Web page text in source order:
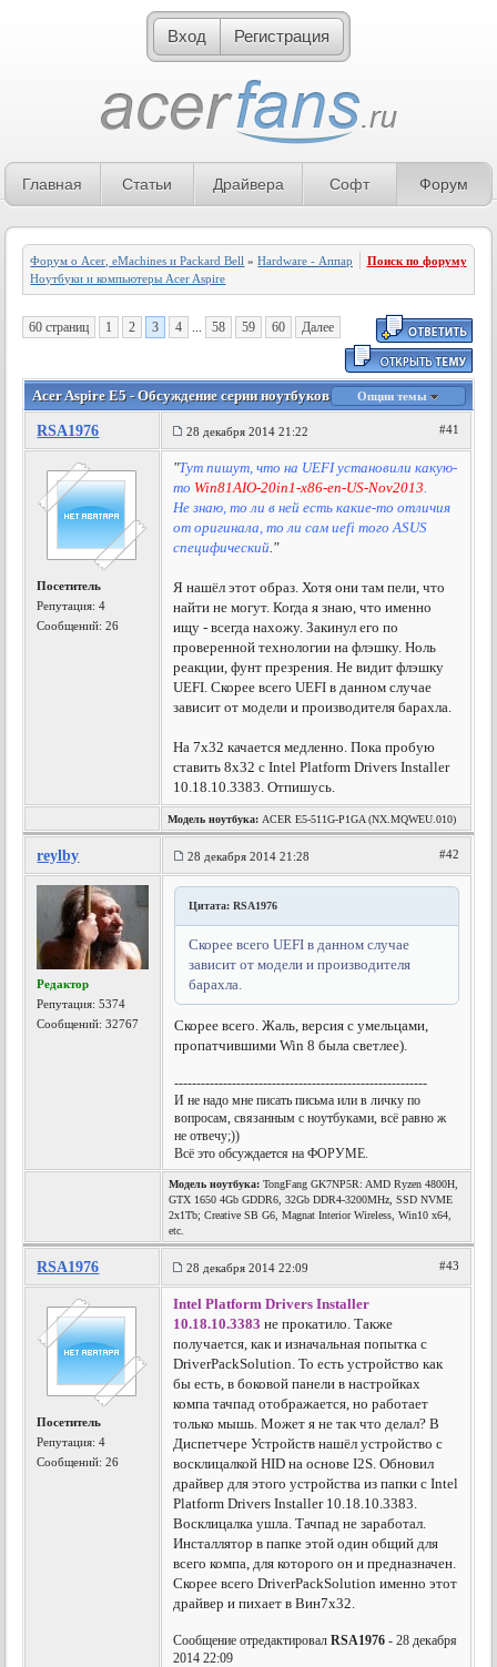
Вход Регистрация
Главная Статьи Драйвера Софт Форум
Форум о Acer, eMachines и Packard Bell »Hardware - Аппаратное обеспечение»
Ноутбуки и компьютеры Acer Aspire
Поиск по форуму
60 страниц 1 2 3 4 ... 58 59 60 Далее
Acer Aspire E5 - Обсуждение серии ноутбуков - 3 страница
Опции темы
RSA1976 28 декабря 2014 21:22 #41
Посетитель
Репутация:4
Сообщений: 26
"Тут пишут, что на UEFI установили какую-
то Win81AIO-20in1-x86-en-US-Nov2013.
Не знаю, то ли в ней есть какие-то отличия
от оригинала, то ли сам uefi того ASUS
специфический."
Я нашёл этот образ. Хотя они там пели, что
найти не могут. Когда я знаю, что именно
ищу - всегда нахожу. Закинул его по
проверенной технологии на флэшку. Ноль
реакции, фунт презрения. Не видит флэшку
UEFI. Скорее всего UEFI в данном случае
зависит от модели и производителя барахла.
На 7х32 качается медленно. Пока пробую
ставить 8х32 с Intel Platform Drivers Installer
10.18.10.3383. Отпишусь.
Модель ноутбука: ACER E5-511G-P1GA (NX.MQWEU.010)
reylby 28 декабря 2014 21:28 #42
Редактор
Репутация:5374
Сообщений: 32767
Цитата: RSA1976
Скорее всего UEFI в данном случае
зависит от модели и производителя
барахла.
Скорее всего. Жаль, версия с умельцами,
пропатчившими Win 8 была светлее).
---------------------------------------------------------
И не надо мне писать письма или в личку по
вопросам, связанным с ноутбуками, всё равно ж
не отвечу;))
Всё это обсуждается на ФОРУМЕ.
Модель ноутбука: TongFang GK7NP5R: AMD Ryzen 4800H,
GTX 1650 4Gb GDDR6, 32Gb DDR4-3200MHz, SSD NVME
2x1Tb; Creative SB G6, Magnat Interior Wireless, Win10 x64,
etc.
RSA1976 28 декабря 2014 22:09 #43
Посетитель
Репутация:4
Сообщений: 26
Intel Platform Drivers Installer
10.18.10.3383 не прокатило. Также
получается, как и изначальная попытка с
DriverPackSolution. То есть устройство как
бы есть, в боковой панели в настройках
компа тачпад отображается, но работает
только мышь. Может я не так что делал? В
Диспетчере Устройств нашёл устройство с
восклицалкой HID на основе I2S. Обновил
драйвер для этого устройства из папки с Intel
Platform Drivers Installer 10.18.10.3383.
Восклицалка ушла. Тачпад не заработал.
Инсталлятор в папке этой один общий для
всего компа, для которого он и предназначен.
Скорее всего DriverPackSolution именно этот
драйвер и пихает в Вин7х32.
Сообщение отредактировалRSA1976 - 28 декабря
2014 22:09